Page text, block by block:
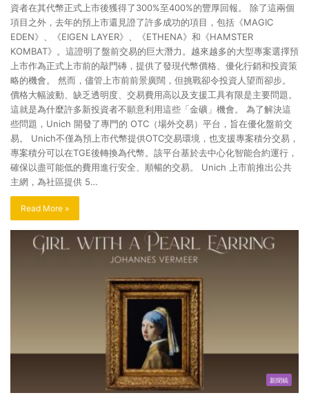
資者在其代幣正式上市後獲得了300%至400%的豐厚回報。 除了這兩個
項目之外，去年的預上市還見證了許多成功的項目，包括《MAGIC
EDEN》、《EIGEN LAYER》、《ETHENA》和《HAMSTER
KOMBAT》。這證明了盤前交易的巨大潛力。越來越多的大型專案選擇預
上市作為正式上市前的敲門磚，提供了發現代幣價格、優化行銷和投資策
略的機會。 然而，儘管上市前前景廣闊，但挑戰卻令投資人望而卻步。
價格大幅波動、缺乏透明度、交易費用高以及支援工具有限是主要問題。
這就是為什麼許多新投資者不願意利用這些「金礦」機會。 為了解決這
些問題，Unich 開發了專門的 OTC（場外交易）平台，旨在優化盤前交
易。 Unich不僅為預上市代幣提供OTC交易環境，也支援專案積分交易，
專案積分可以在TGE後轉換為代幣。該平台基於去中心化智能合約運行，
確保以盡可能低的費用進行安全、順暢的交易。 Unich 上市前推出公共
主網，為社區提供 5…
Read More »
新聞稿